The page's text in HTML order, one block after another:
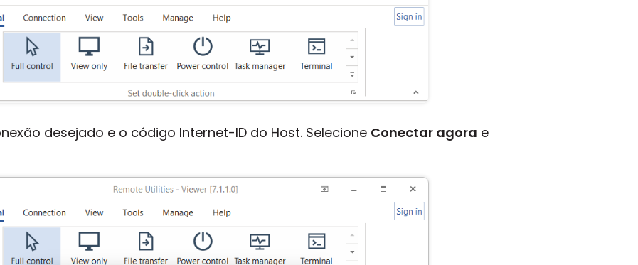
desejado e o código Internet-ID do Host. Selecione Conectar agora e